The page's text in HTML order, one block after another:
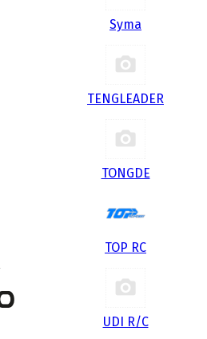
Syma
TENGLEADER
TONGDE
TOP RC
UDI R/С